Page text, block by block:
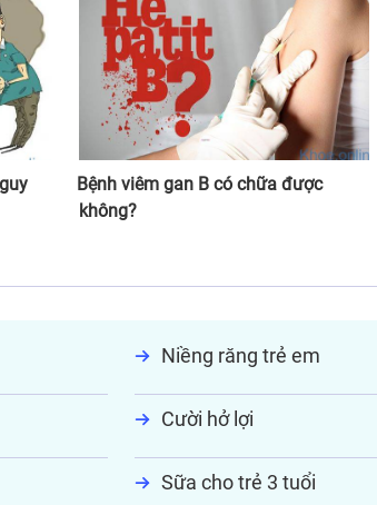
Bệnh viêm gan B có chữa được
không?
Niềng răng trẻ em
Cười hở lợi
Sữa cho trẻ 3 tuổi